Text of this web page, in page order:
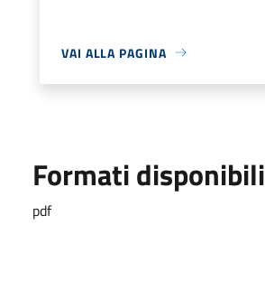
VAI ALLA PAGINA
Formati disponibili
pdf